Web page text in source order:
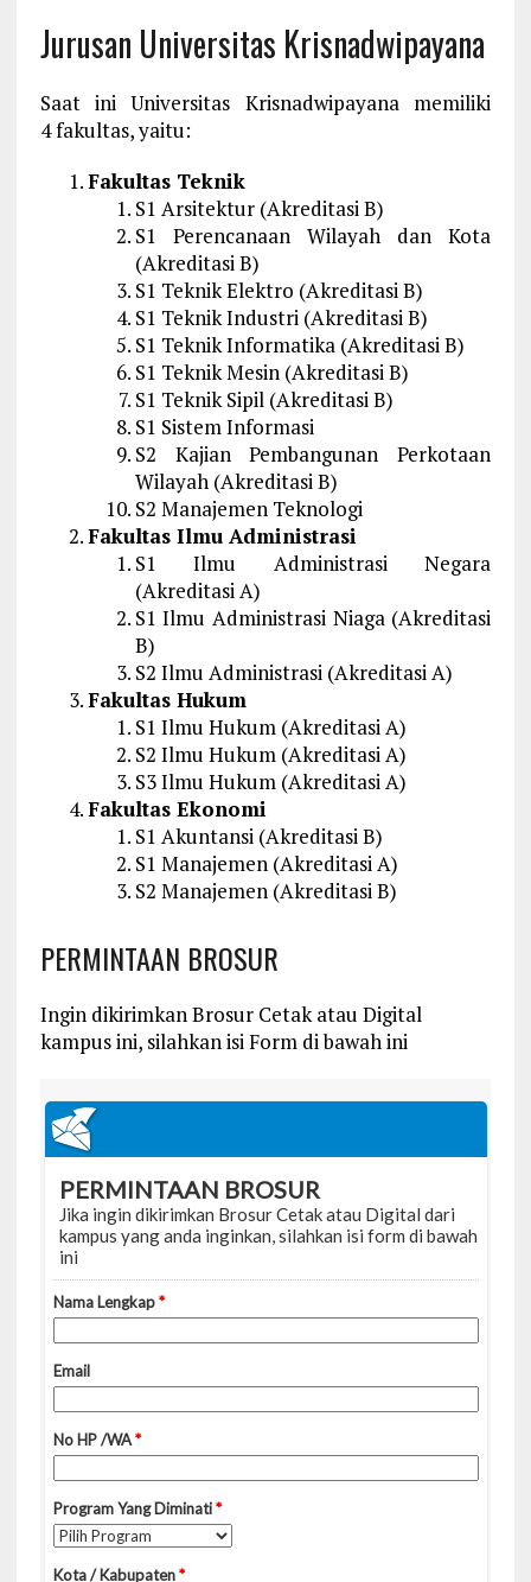
Jurusan Universitas Krisnadwipayana
Saat ini Universitas Krisnadwipayana memiliki
4 fakultas, yaitu:
Fakultas Teknik
S1 Arsitektur (Akreditasi B)
S1 Perencanaan Wilayah dan Kota
(Akreditasi B)
S1 Teknik Elektro (Akreditasi B)
S1 Teknik Industri (Akreditasi B)
S1 Teknik Informatika (Akreditasi B)
S1 Teknik Mesin (Akreditasi B)
S1 Teknik Sipil (Akreditasi B)
S1 Sistem Informasi
S2 Kajian Pembangunan Perkotaan
Wilayah (Akreditasi B)
S2 Manajemen Teknologi
Fakultas Ilmu Administrasi
S1 Ilmu Administrasi Negara
(Akreditasi A)
S1 Ilmu Administrasi Niaga (Akreditasi
B)
S2 Ilmu Administrasi (Akreditasi A)
Fakultas Hukum
S1 Ilmu Hukum (Akreditasi A)
S2 Ilmu Hukum (Akreditasi A)
S3 Ilmu Hukum (Akreditasi A)
Fakultas Ekonomi
S1 Akuntansi (Akreditasi B)
S1 Manajemen (Akreditasi A)
S2 Manajemen (Akreditasi B)
PERMINTAAN BROSUR
Ingin dikirimkan Brosur Cetak atau Digital
kampus ini, silahkan isi Form di bawah ini